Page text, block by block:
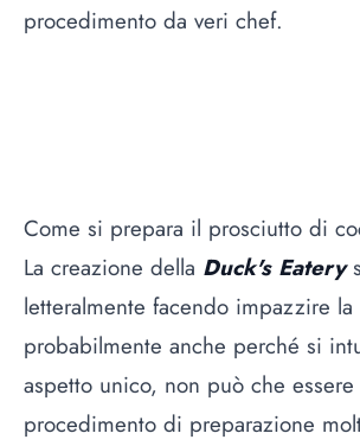
procedimento da veri chef.
Come si prepara il prosciutto di
La creazione della Duck's Eatery
letteralmente facendo impazzire la
probabilmente anche perché si
aspetto unico, non può che
procedimento di preparazione